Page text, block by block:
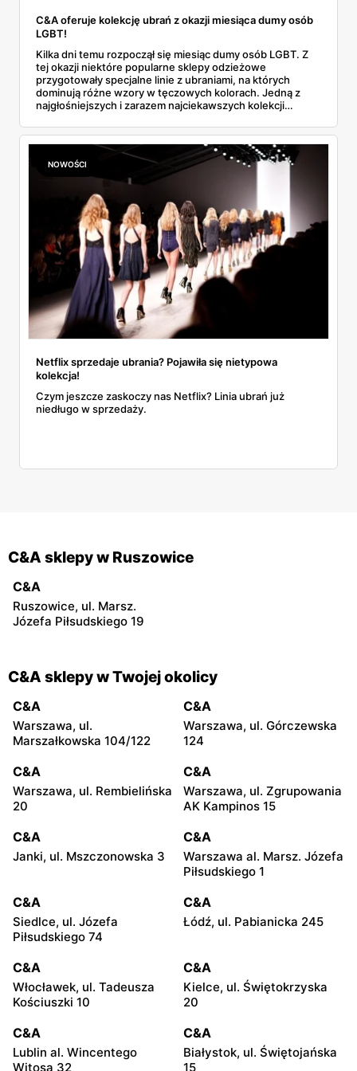
C&A oferuje kolekcję ubrań z okazji miesiąca dumy osób
LGBT!
Kilka dni temu rozpoczął się miesiąc dumy osób LGBT. Z
tej okazji niektóre popularne sklepy odzieżowe
przygotowały specjalne linie z ubraniami, na których
dominują różne wzory w tęczowych kolorach. Jedną z
najgłośniejszych i zarazem najciekawszych kolekcji
szczegółów!
NOWOŚCI
Netflix sprzedaje ubrania? Pojawiła się nietypowa
kolekcja!
Czym jeszcze zaskoczy nas Netflix? Linia ubrań już
niedługo w sprzedaży.
C&A sklepy w Ruszowice
C&A
Ruszowice, ul. Marsz.
Józefa Piłsudskiego 19
C&A sklepy w Twojej okolicy
C&A
Warszawa, ul.
Marszałkowska 104/122
C&A
Warszawa, ul. Górczewska
124
C&A
Warszawa, ul. Rembielińska
20
C&A
Warszawa, ul. Zgrupowania
AK Kampinos 15
C&A
Janki, ul. Mszczonowska 3
C&A
Warszawa al. Marsz. Józefa
Piłsudskiego 1
C&A
Siedlce, ul. Józefa
Piłsudskiego 74
C&A
Łódź, ul. Pabianicka 245
C&A
Włocławek, ul. Tadeusza
Kościuszki 10
C&A
Kielce, ul. Świętokrzyska
20
C&A
Lublin al. Wincentego
Witosa 32
C&A
Białystok, ul. Świętojańska
15